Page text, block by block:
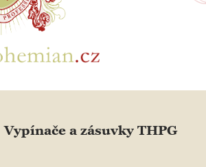
Vypínače a zásuvky THPG